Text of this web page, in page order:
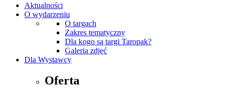
Aktualności
O wydarzeniu
O targach
Zakres tematyczny
Dla kogo są targi Taropak?
Galeria zdjęć
Dla Wystawcy
Oferta